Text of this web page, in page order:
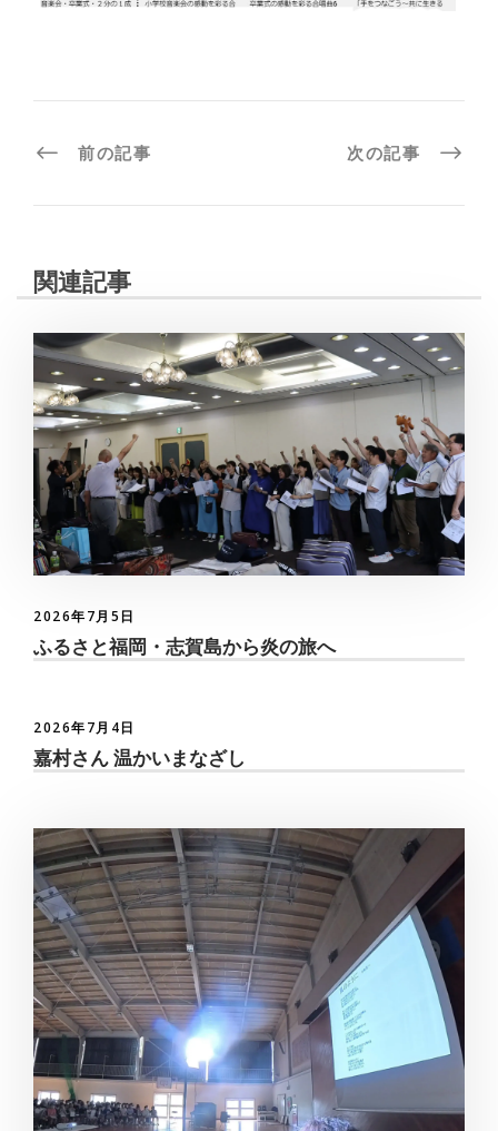
前の記事 次の記事
関連記事
2026年7月5日
ふるさと福岡・志賀島から炎の旅へ
2026年7月4日
嘉村さん 温かいまなざし